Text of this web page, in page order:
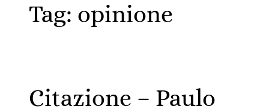
Tag: opinione
Citazione – Paulo